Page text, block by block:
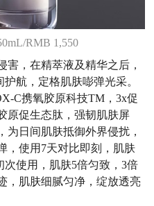
RMB 1,550
害，在精萃液及精华之后，
航，定格肌肤嘭弹光采。
C携氧胶原科技TM ，3x促
原促生态肽，强韧肌肤屏
为日间肌肤抵御外界侵扰，
，使用7天对比即刻，肌肤
使用，肌肤5倍匀致，3倍
，肌肤细腻匀净，绽放透亮